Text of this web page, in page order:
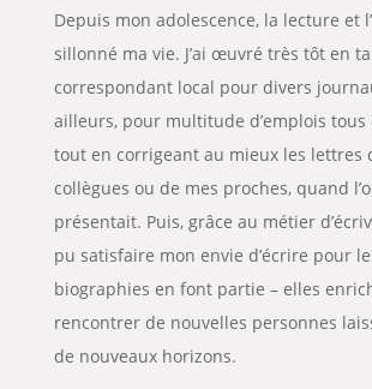
Depuis mon adolescence, la lecture et
sillonné ma vie. J’ai œuvré très tôt en
correspondant local pour divers
ailleurs, pour multitude d’emplois
tout en corrigeant au mieux les lettres
collègues ou de mes proches, quand
présentait. Puis, grâce au métier
pu satisfaire mon envie d’écrire pour
biographies en font partie – elles
rencontrer de nouvelles personnes
de nouveaux horizons.